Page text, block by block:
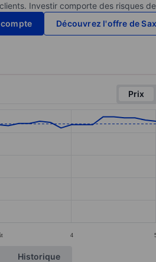
Investir comporte des risques
Découvrez l'offre de
Prix
4
Historique